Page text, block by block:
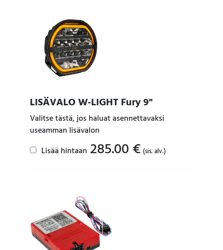
LISÄVALO W-LIGHT Fury 9"
Valitse tästä, jos haluat asennettavaksi
useamman lisävalon
Lisää hintaan 285.00 € (sis. alv.)